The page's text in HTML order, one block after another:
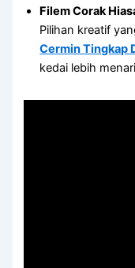
Filem Corak
Pilihan kreatif
Cermin Tingkap
kedai lebih